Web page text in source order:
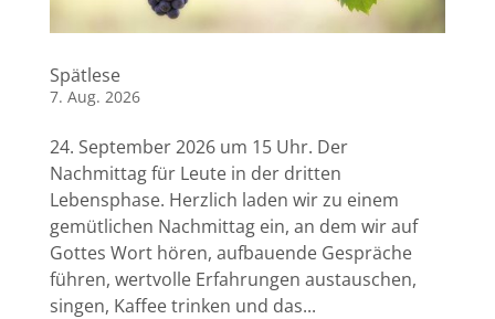
Spätlese
7. Aug. 2026
24. September 2026 um 15 Uhr. Der
Nachmittag für Leute in der dritten
Lebensphase. Herzlich laden wir zu einem
gemütlichen Nachmittag ein, an dem wir auf
Gottes Wort hören, aufbauende Gespräche
führen, wertvolle Erfahrungen austauschen,
singen, Kaffee trinken und das...